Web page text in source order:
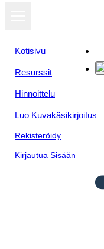
Kotisivu
Resurssit
Hinnoittelu
Luo Kuvakäsikirjoitus
Rekisteröidy
Kirjautua Sisään
Näytä
diaesityksenä